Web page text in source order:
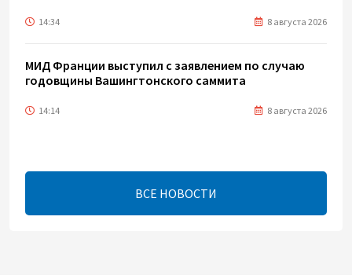
14:34 8 августа 2026
МИД Франции выступил с заявлением по случаю
годовщины Вашингтонского саммита
14:14 8 августа 2026
синхронизировали курс на мир
ВСЕ НОВОСТИ